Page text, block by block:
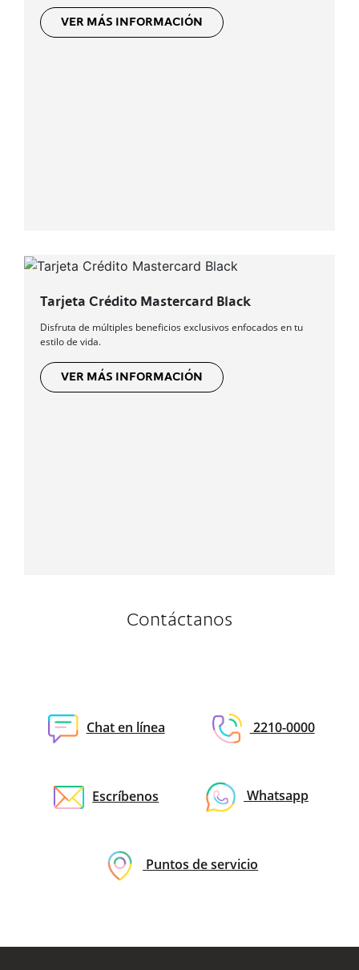
VER MÁS INFORMACIÓN
Tarjeta Crédito Mastercard Black
Disfruta de múltiples beneficios exclusivos enfocados en tu
estilo de vida.
VER MÁS INFORMACIÓN
Contáctanos
Chat en línea 2210-0000
Escríbenos Whatsapp
Puntos de servicio